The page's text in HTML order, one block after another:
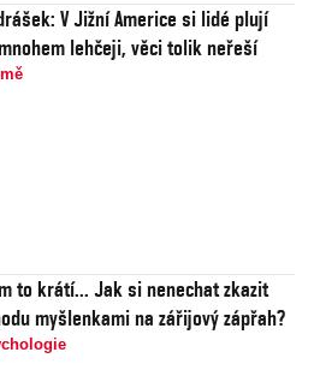
V Jižní Americe si lidé plují
lehčeji, věci tolik neřeší
to krátí... Jak si nenechat zkazit
myšlenkami na zářijový zápřah?